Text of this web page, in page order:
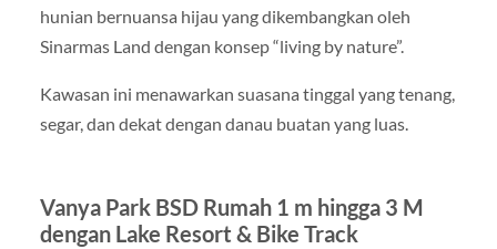
hunian bernuansa hijau yang dikembangkan oleh
Sinarmas Land dengan konsep “living by nature”.
Kawasan ini menawarkan suasana tinggal yang tenang,
segar, dan dekat dengan danau buatan yang luas.
Vanya Park BSD Rumah 1 m hingga 3 M
dengan Lake Resort & Bike Track